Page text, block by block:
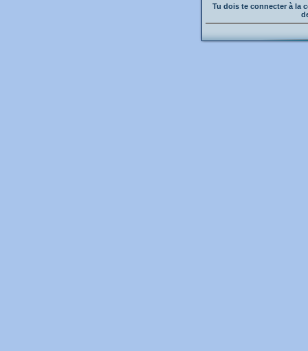
Tu dois te connecter à la